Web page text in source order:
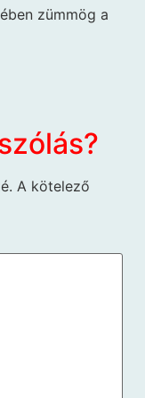
zümmög a
A kötelező